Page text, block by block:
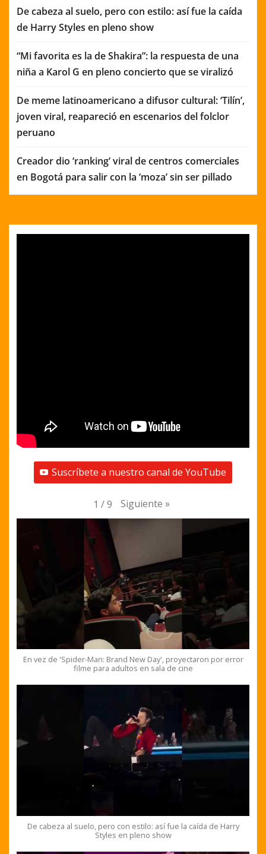
De cabeza al suelo, pero con estilo: así fue la caída
de Harry Styles en pleno show
“Mi favorita es la de Shakira”: la respuesta de una
niña a Karol G en pleno concierto que se viralizó
De meme latinoamericano a difusor cultural: ‘Tilín’,
joven viral, reapareció en escenarios del folclor
peruano
Creador dio ‘ranking’ viral de centros comerciales
en Bogotá para salir con la ‘moza’ sin ser pillado
Suscríbete a nuestro canal de YouTube
1 / 9 Siguiente »
En vez de 'Spider-Man: Brand New Day', proyectaron por error
filme para adultos en sala de cine
De cabeza al suelo, pero con estilo: así fue la caída de Harry
Styles en pleno show